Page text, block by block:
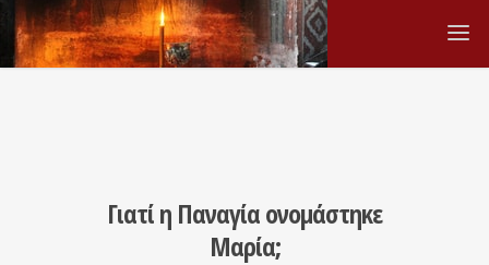
Γιατί η Παναγία ονομάστηκε
Μαρία;